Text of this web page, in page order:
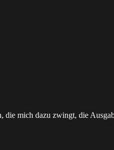
mich dazu zwingt, die